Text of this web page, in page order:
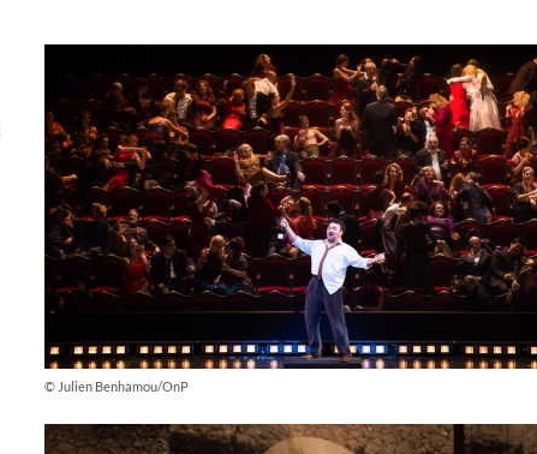
© Julien Benhamou/OnP